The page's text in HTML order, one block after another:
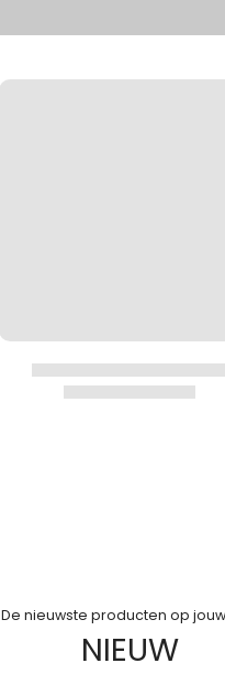
De nieuwste producten op
NIEUW